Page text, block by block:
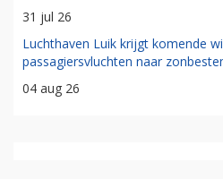
31 jul 26
Luchthaven Luik krijgt komende
passagiersvluchten naar
04 aug 26